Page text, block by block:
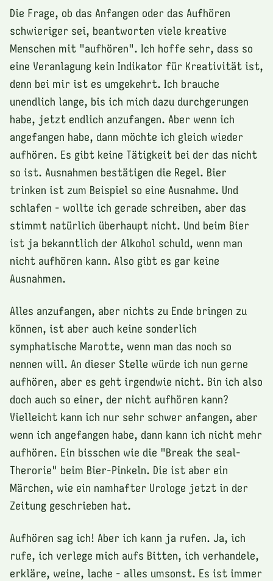
Die Frage, ob das Anfangen oder das Aufhören
schwieriger sei, beantworten viele kreative
Menschen mit "aufhören". Ich hoffe sehr, dass so
eine Veranlagung kein Indikator für Kreativität ist,
denn bei mir ist es umgekehrt. Ich brauche
unendlich lange, bis ich mich dazu durchgerungen
habe, jetzt endlich anzufangen. Aber wenn ich
angefangen habe, dann möchte ich gleich wieder
aufhören. Es gibt keine Tätigkeit bei der das nicht
so ist. Ausnahmen bestätigen die Regel. Bier
trinken ist zum Beispiel so eine Ausnahme. Und
schlafen - wollte ich gerade schreiben, aber das
stimmt natürlich überhaupt nicht. Und beim Bier
ist ja bekanntlich der Alkohol schuld, wenn man
nicht aufhören kann. Also gibt es gar keine
Ausnahmen.
Alles anzufangen, aber nichts zu Ende bringen zu
können, ist aber auch keine sonderlich
symphatische Marotte, wenn man das noch so
nennen will. An dieser Stelle würde ich nun gerne
aufhören, aber es geht irgendwie nicht. Bin ich also
doch auch so einer, der nicht aufhören kann?
Vielleicht kann ich nur sehr schwer anfangen, aber
wenn ich angefangen habe, dann kann ich nicht mehr
aufhören. Ein bisschen wie die "Break the seal-
Therorie" beim Bier-Pinkeln. Die ist aber ein
Märchen, wie ein namhafter Urologe jetzt in der
Zeitung geschrieben hat.
Aufhören sag ich! Aber ich kann ja rufen. Ja, ich
rufe, ich verlege mich aufs Bitten, ich verhandele,
erkläre, weine, lache - alles umsonst. Es ist immer